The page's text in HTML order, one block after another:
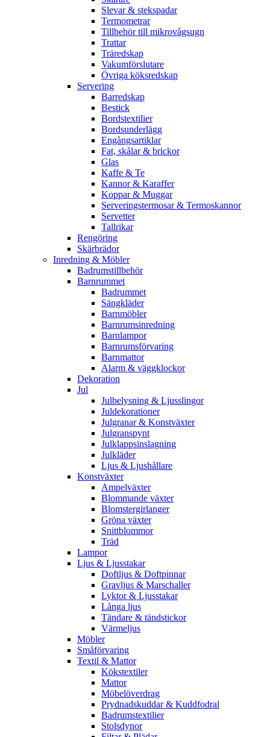
Slevar & stekspadar
Termometrar
Tillbehör till mikrovågsugn
Trattar
Träredskap
Vakumförslutare
Övriga köksredskap
Servering
Barredskap
Bestick
Bordstextilier
Bordsunderlägg
Engångsartiklar
Fat, skålar & brickor
Glas
Kaffe & Te
Kannor & Karaffer
Koppar & Muggar
Serveringstermosar & Termoskannor
Servetter
Tallrikar
Rengöring
Skärbrädor
Inredning & Möbler
Badrumstillbehör
Barnrummet
Badrummet
Sängkläder
Barnmöbler
Barnrumsinredning
Barnlampor
Barnrumsförvaring
Barnmattor
Alarm & väggklockor
Dekoration
Jul
Julbelysning & Ljusslingor
Juldekorationer
Julgranar & Konstväxter
Julgranspynt
Julklappsinslagning
Julkläder
Ljus & Ljushållare
Konstväxter
Ampelväxter
Blommande växter
Blomstergirlanger
Gröna växter
Snittblommor
Träd
Lampor
Ljus & Ljusstakar
Doftljus & Doftpinnar
Gravljus & Marschaller
Lyktor & Ljusstakar
Långa ljus
Tändare & tändstickor
Värmeljus
Möbler
Småförvaring
Textil & Mattor
Kökstextiler
Mattor
Möbelöverdrag
Prydnadskuddar & Kuddfodral
Badrumstextilier
Stolsdynor